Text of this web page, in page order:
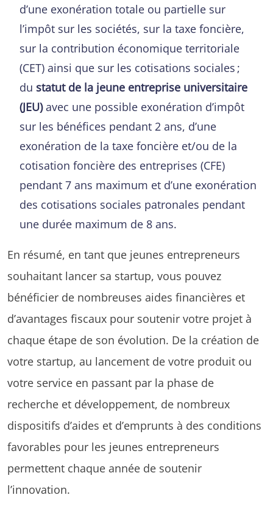
d’une exonération totale ou partielle sur
l’impôt sur les sociétés, sur la taxe foncière,
sur la contribution économique territoriale
(CET) ainsi que sur les cotisations sociales ;
du statut de la jeune entreprise universitaire
(JEU)avec une possible exonération d’impôt
sur les bénéfices pendant 2 ans, d’une
exonération de la taxe foncière et/ou de la
cotisation foncière des entreprises (CFE)
pendant 7 ans maximum et d’une exonération
des cotisations sociales patronales pendant
une durée maximum de 8 ans.
En résumé, en tant que jeunes entrepreneurs
souhaitant lancer sa startup, vous pouvez
bénéficier de nombreuses aides financières et
d’avantages fiscaux pour soutenir votre projet à
chaque étape de son évolution. De la création de
votre startup, au lancement de votre produit ou
votre service en passant par la phase de
recherche et développement, de nombreux
dispositifs d’aides et d’emprunts à des conditions
favorables pour les jeunes entrepreneurs
permettent chaque année de soutenir
l’innovation.